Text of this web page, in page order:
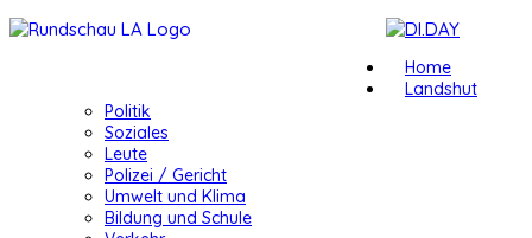
Home
Landshut
Politik
Soziales
Leute
Polizei / Gericht
Umwelt und Klima
Bildung und Schule